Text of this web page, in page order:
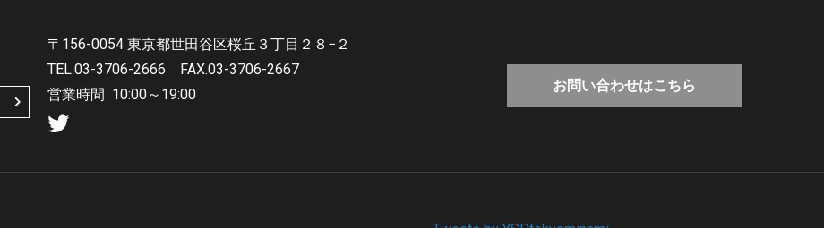
〒156-0054 東京都世田谷区桜丘３丁目２８−２
TEL.03-3706-2666
FAX.03-3706-2667
営業時間 10:00～19:00
お問い合わせはこちら